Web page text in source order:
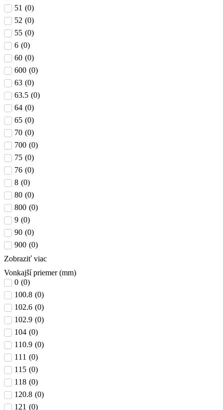
51 (0)
52 (0)
55 (0)
6 (0)
60 (0)
600 (0)
63 (0)
63.5 (0)
64 (0)
65 (0)
70 (0)
700 (0)
75 (0)
76 (0)
8 (0)
80 (0)
800 (0)
9 (0)
90 (0)
900 (0)
Zobraziť viac
Vonkajší priemer (mm)
0 (0)
100.8 (0)
102.6 (0)
102.9 (0)
104 (0)
110.9 (0)
111 (0)
115 (0)
118 (0)
120.8 (0)
121 (0)